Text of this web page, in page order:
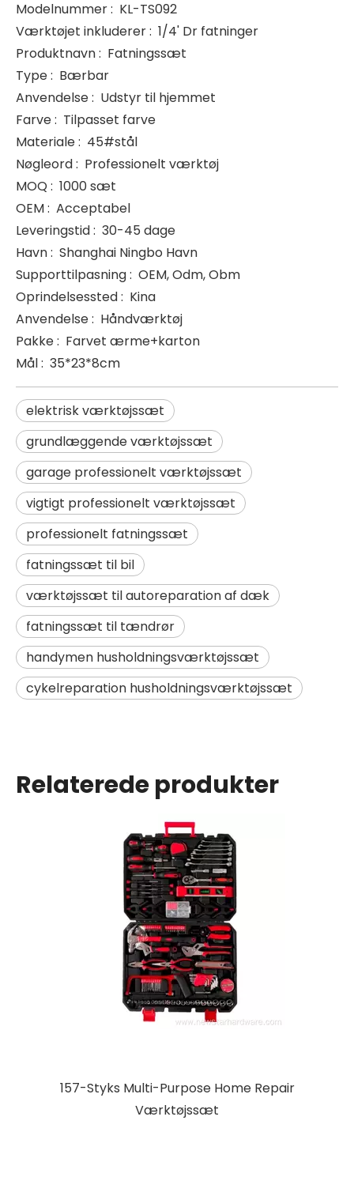
Modelnummer: KL-TS092
Værktøjet inkluderer: 1/4' Dr fatninger
Produktnavn: Fatningssæt
Type: Bærbar
Anvendelse: Udstyr til hjemmet
Farve: Tilpasset farve
Materiale: 45#stål
Nøgleord: Professionelt værktøj
MOQ : 1000 sæt
OEM: Acceptabel
Leveringstid: 30-45 dage
Havn: Shanghai Ningbo Havn
Supporttilpasning: OEM, Odm, Obm
Oprindelsessted: Kina
Anvendelse: Håndværktøj
Pakke: Farvet ærme+karton
Mål: 35*23*8cm
elektrisk værktøjssæt
grundlæggende værktøjssæt
garage professionelt værktøjssæt
vigtigt professionelt værktøjssæt
professionelt fatningssæt
fatningssæt til bil
værktøjssæt til autoreparation af dæk
fatningssæt til tændrør
handymen husholdningsværktøjssæt
cykelreparation husholdningsværktøjssæt
Relaterede produkter
157-Styks Multi-Purpose Home Repair
Værktøjssæt